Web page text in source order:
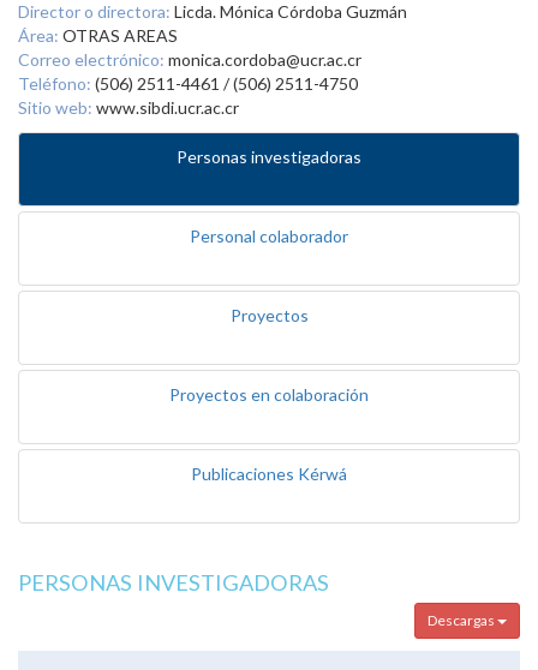
Director o directora: Licda. Mónica Córdoba Guzmán
Área: OTRAS AREAS
Correo electrónico: monica.cordoba@ucr.ac.cr
Teléfono: (506) 2511-4461 / (506) 2511-4750
Sitio web: www.sibdi.ucr.ac.cr
Personas investigadoras
Personal colaborador
Proyectos
Proyectos en colaboración
Publicaciones Kérwá
PERSONAS INVESTIGADORAS
Descargas